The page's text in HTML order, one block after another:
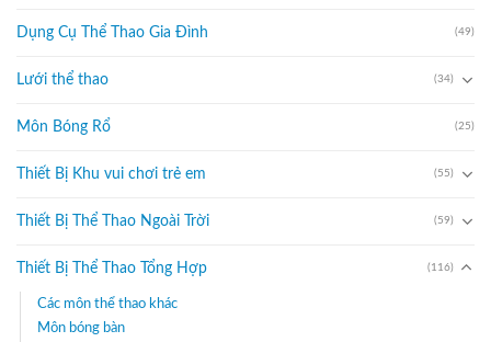
Dụng Cụ Thể Thao Gia Đình (49)
Lưới thể thao (34)
Môn Bóng Rổ (25)
Thiết Bị Khu vui chơi trẻ em (55)
Thiết Bị Thể Thao Ngoài Trời (59)
Thiết Bị Thể Thao Tổng Hợp (116)
Các môn thể thao khác
Môn bóng bàn